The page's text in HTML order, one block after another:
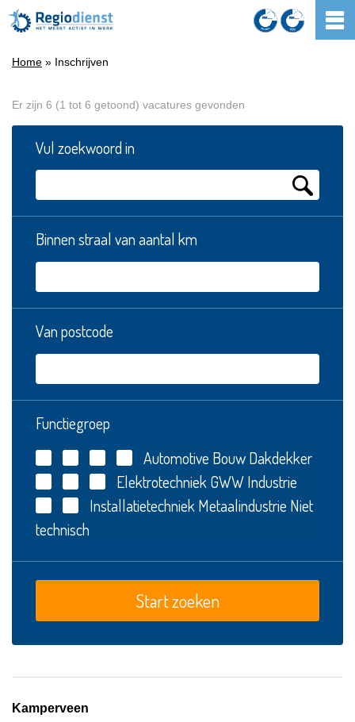
Home » Inschrijven
Er zijn 6 (1 tot 6 getoond) vacatures gevonden
Vul zoekwoord in
Binnen straal van aantal km
Van postcode
Functiegroep
Automotive BouwDakdekker
Elektrotechniek GWWIndustrie
Installatietechniek Metaalindustrie Niet
technisch
Kamperveen